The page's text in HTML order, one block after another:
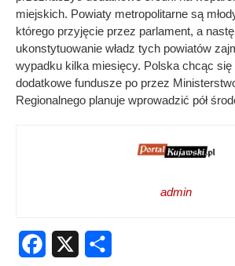
miejskich. Powiaty metropolitarne są
którego przyjęcie przez parlament, a
ukonstytuowanie władz tych powiatów
wypadku kilka miesięcy. Polska chcąc się
dodatkowe fundusze po przez
Regionalnego planuje wprowadzić pół
admin
Facebook